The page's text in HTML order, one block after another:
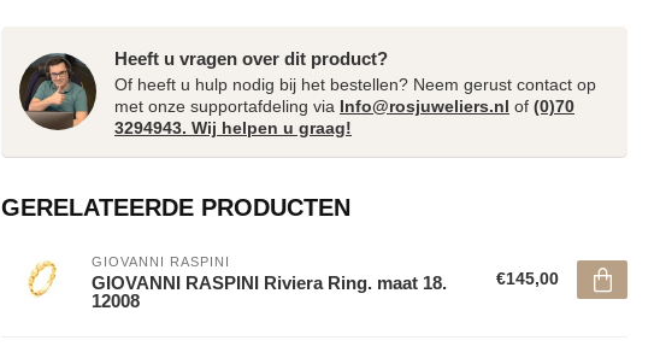
Heeft u vragen over dit product?
Of heeft u hulp nodig bij het bestellen? Neem gerust contact op
met onze supportafdeling via Info@rosjuweliers.nl of (0)70
3294943. Wij helpen u graag!
GERELATEERDE PRODUCTEN
GIOVANNI RASPINI
GIOVANNI RASPINI Riviera Ring. maat 18.
12008
€145,00